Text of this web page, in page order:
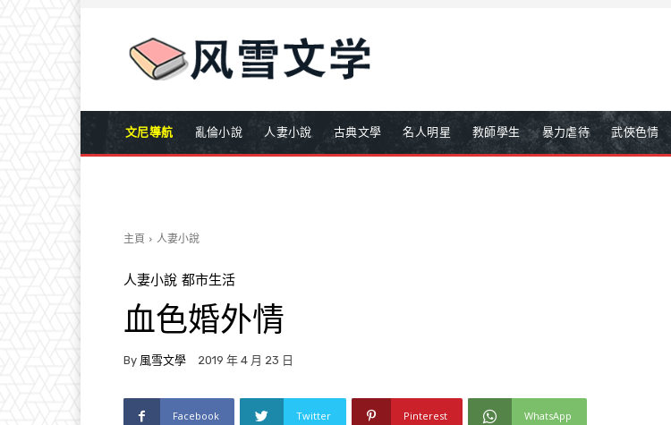
文尼導航 亂倫小說 人妻小說 古典文學 名人明星 教師學生 暴力虐待 武俠色情
主頁 人妻小說
人妻小說 都市生活
血色婚外情
By 風雪文學 2019 年 4 月 23 日
Facebook Twitter Pinterest WhatsApp